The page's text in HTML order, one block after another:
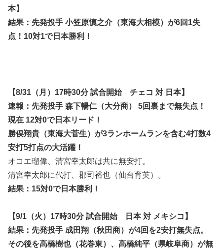
本】
結果 ：先発投手 小笠原慎之介（東海大相模）が6回1失
点！10対1で日本勝利！
【8/31（月）17時30分 試合開始 チェコ 対 日本】
速報 ：先発投手 森下暢仁（大分商） 5回裏まで無失点！
現在 12対0で日本リード！
勝俣翔貴（東海大菅生）が3ランホームランを含む4打数4
安打5打点の大活躍！
オコエ瑠偉、清宮幸太郎は共に無安打。
清宮幸太郎に代打、郡司裕也（仙台育英）。
結果 ：15対0で日本勝利！
【9/1（火）17時30分 試合開始 日本 対 メキシコ】
結果 ：先発投手 成田翔（秋田商）が4回を2安打無失点。
その後を高橋樹也（花巻東）、高橋純平（県岐阜商）が無